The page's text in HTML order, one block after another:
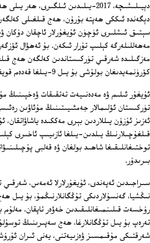
دېيىلىشىچە، 2017-يىلىدىن ئىلگىرى، ھەر
دېگەندە ئىككى ھەپتە بۇرۇن، ھەج قىلغىلى
سېتىق ئىشلىرى ئۈچۈن ئۇيغۇرلار ئاچقان دۇكان ۋە
مەھەللىلەرگە كېلىپ تۇرار ئىكەن. بۇ ئەھۋال
مەزگىلىدە شەرقىي تۈركىستاندىن كەلگەن ھەج
كۆرۈنمەيدىغان بولۇشى بۇ يىل 9-يىلغا قەدەم قويغان.
ئۇيغۇر ئىلىم ۋە مەدەنىيەت تەتقىقات ۋەخپىنىڭ
تۈركىستان ئۆلىمالار جەمئىيىتىنىڭ مۇئاۋىن
ئەزىز ئۇزۇن يىللاردىن بېرى مەككىدە ياشاۋاتقان،
قىلغۇچىلارنىڭ يىلدىن-يىلغا ئازىيىپ ئاخىرى
توختىغانلىقىغا شاھىد بولغان ۋە قەلبى
بىرىدۇر.
سىراجىدىن ئەپەندى، ئۇيغۇرلارلا ئەمەس، شەرقىي
نىڭشيا، گەنسۇلاردىكى تۇڭگانلارنىڭمۇ، بۇ يىل
رۇخسەت قىلىنمىغانلىقىدىن خەۋەر تاپقان.
تەرەپ بۇ يىل تۇڭگانلارغا، ھەج سەپىرىنىڭ
شەرقتىكى مۇقىمسىز ۋەزىيەتنى، يەنى ئىران